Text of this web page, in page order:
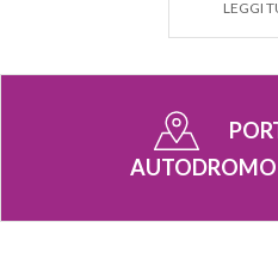
prove strumentali delle
auto, fuoristrada e veicoli
nella tradizione di ASC e
(come i test di valutazione
i sistemi di assistenza alla
assecondano l’evoluzione
LEGGI